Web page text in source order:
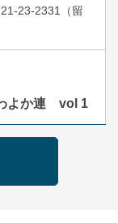
23-2331（留
よか連 vol 1
）